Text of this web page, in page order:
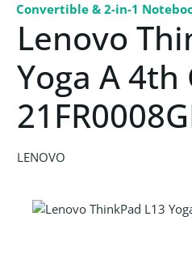
Convertible & 2-in-1
Lenovo
Yoga A 4th
LENOVO
Bildergalerie überspringen